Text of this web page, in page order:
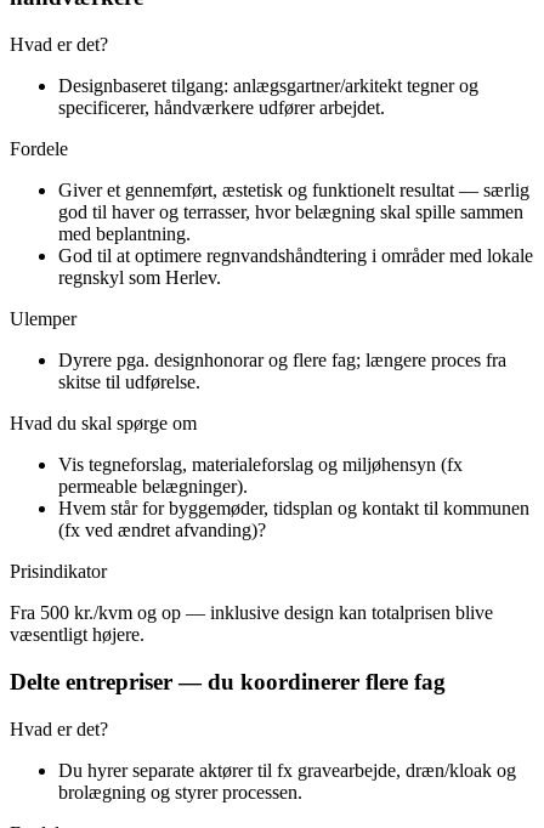
Hvad er det?
Designbaseret tilgang: anlægsgartner/arkitekt tegner og
specificerer, håndværkere udfører arbejdet.
Fordele
Giver et gennemført, æstetisk og funktionelt resultat — særlig
god til haver og terrasser, hvor belægning skal spille sammen
med beplantning.
God til at optimere regnvandshåndtering i områder med lokale
regnskyl som Herlev.
Ulemper
Dyrere pga. designhonorar og flere fag; længere proces fra
skitse til udførelse.
Hvad du skal spørge om
Vis tegneforslag, materialeforslag og miljøhensyn (fx
permeable belægninger).
Hvem står for byggemøder, tidsplan og kontakt til kommunen
(fx ved ændret afvanding)?
Prisindikator
Fra 500 kr./kvm og op — inklusive design kan totalprisen blive
væsentligt højere.
Delte entrepriser — du koordinerer flere fag
Hvad er det?
Du hyrer separate aktører til fx gravearbejde, dræn/kloak og
brolægning og styrer processen.